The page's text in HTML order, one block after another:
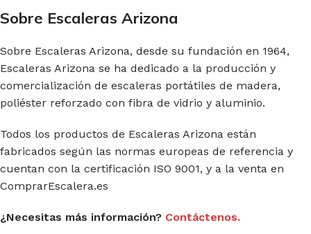
Sobre Escaleras Arizona
Sobre Escaleras Arizona, desde su fundación en 1964,
Escaleras Arizona se ha dedicado a la producción y
comercialización de escaleras portátiles de madera,
poliéster reforzado con fibra de vidrio y aluminio.
Todos los productos de Escaleras Arizona están
fabricados según las normas europeas de referencia y
cuentan con la certificación ISO 9001, y a la venta en
ComprarEscalera.es
¿Necesitas más información? Contáctenos.